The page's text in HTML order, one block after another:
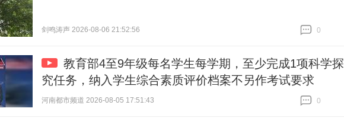
剑鸣涛声 2026-08-06 21:52:56
0
教育部4至9年级每名学生每学期，至少完成1项科学探
究任务，纳入学生综合素质评价档案不另作考试要求
河南都市频道 2026-08-05 17:51:43
0